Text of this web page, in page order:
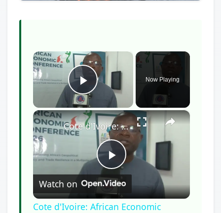
×
Play Video
Now Playing
×
Play
Video
Cote d'Ivoire: African Economic Conference focuses on development opportunities in multipolar world.
Watch on
Cote d'Ivoire: African Economic